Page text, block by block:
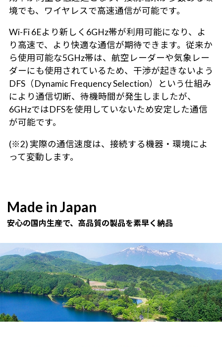
境でも、ワイヤレスで高速通信が可能です。
Wi-Fi 6Eより新しく6GHz帯が利用可能になり、よ
り高速で、より快適な通信が期待できます。従来か
ら使用可能な5GHz帯は、航空レーダーや気象レー
ダーにも使用されているため、干渉が起きないよう
DFS（Dynamic Frequency Selection）という仕組み
により通信切断、待機時間が発生しましたが、
6GHzではDFSを使用していないため安定した通信
が可能です。
(※2) 実際の通信速度は、接続する機器・環境によ
って変動します。
Made in Japan
安心の国内生産で、高品質の製品を素早く納品